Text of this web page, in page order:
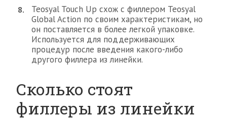
Teosyal Touch Up схож с филлером Teosyal
Global Action по своим характеристикам, но
он поставляется в более легкой упаковке.
Используется для поддерживающих
процедур после введения какого-либо
другого филлера из линейки.
Сколько стоят
филлеры из линейки